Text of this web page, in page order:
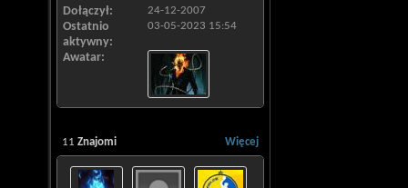
Dołączył 24-12-2007
Ostatnio
aktywny
03-05-2023 15:54
Awatar
Więcej
11 Znajomi